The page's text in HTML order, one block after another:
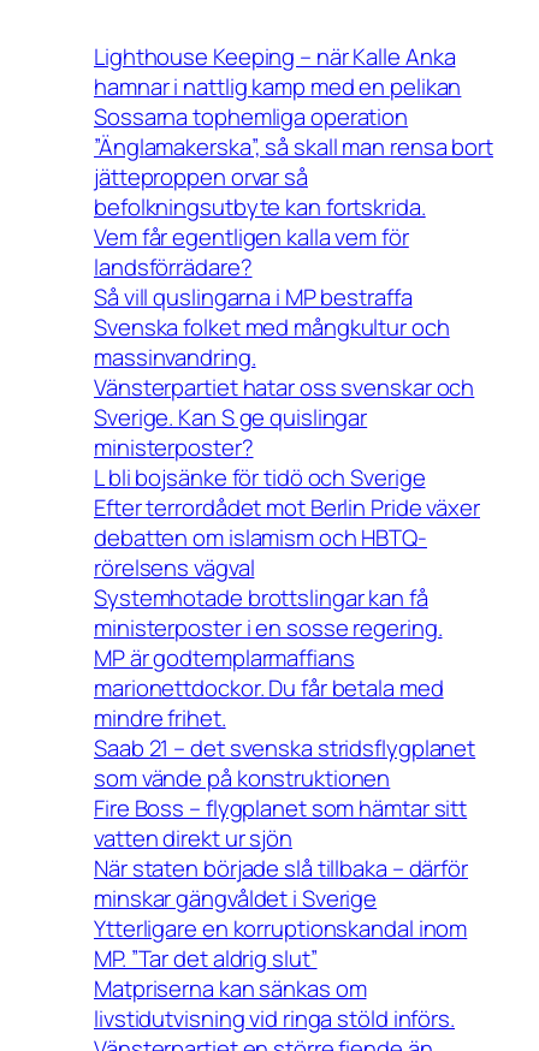
Lighthouse Keeping – när Kalle Anka
hamnar i nattlig kamp med en pelikan
Sossarna tophemliga operation
”Änglamakerska”, så skall man rensa bort
jätteproppen orvar så
befolkningsutbyte kan fortskrida.
Vem får egentligen kalla vem för
landsförrädare?
Så vill quslingarna i MP bestraffa
Svenska folket med mångkultur och
massinvandring.
Vänsterpartiet hatar oss svenskar och
Sverige. Kan S ge quislingar
ministerposter?
L bli bojsänke för tidö och Sverige
Efter terrordådet mot Berlin Pride växer
debatten om islamism och HBTQ-
rörelsens vägval
Systemhotade brottslingar kan få
ministerposter i en sosse regering.
MP är godtemplarmaffians
marionettdockor. Du får betala med
mindre frihet.
Saab 21 – det svenska stridsflygplanet
som vände på konstruktionen
Fire Boss – flygplanet som hämtar sitt
vatten direkt ur sjön
När staten började slå tillbaka – därför
minskar gängvåldet i Sverige
Ytterligare en korruptionskandal inom
MP. ”Tar det aldrig slut”
Matpriserna kan sänkas om
livstidutvisning vid ringa stöld införs.